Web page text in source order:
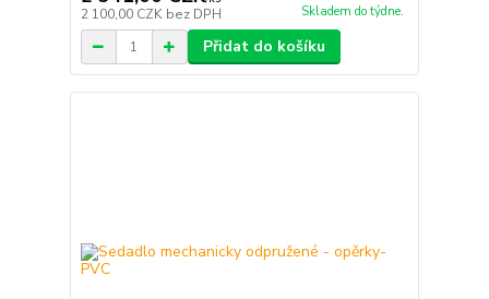
2 100,00 CZK bez DPH Skladem do týdne.
Přidat do košíku